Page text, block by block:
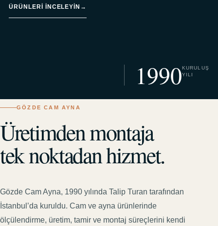
ÜRÜNLERI INCELEYIN →
1990KURULUŞ
YILI
GÖZDE CAM AYNA
Üretimden montaja
tek noktadan hizmet.
Gözde Cam Ayna, 1990 yılında Talip Turan tarafından
İstanbul’da kuruldu. Cam ve ayna ürünlerinde
ölçülendirme, üretim, tamir ve montaj süreçlerini kendi